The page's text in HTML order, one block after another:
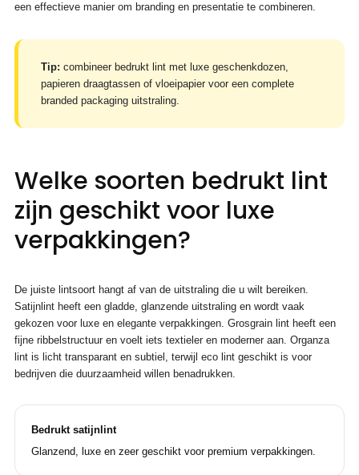
een effectieve manier om branding en presentatie te combineren.
Tip: combineer bedrukt lint met luxe geschenkdozen,
papieren draagtassen of vloeipapier voor een complete
branded packaging uitstraling.
Welke soorten bedrukt lint
zijn geschikt voor luxe
verpakkingen?
De juiste lintsoort hangt af van de uitstraling die u wilt bereiken.
Satijnlint heeft een gladde, glanzende uitstraling en wordt vaak
gekozen voor luxe en elegante verpakkingen. Grosgrain lint heeft een
fijne ribbelstructuur en voelt iets textieler en moderner aan. Organza
lint is licht transparant en subtiel, terwijl eco lint geschikt is voor
bedrijven die duurzaamheid willen benadrukken.
Bedrukt satijnlint
Glanzend, luxe en zeer geschikt voor premium verpakkingen.